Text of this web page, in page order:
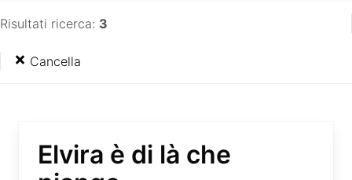
Risultati ricerca: 3
Cancella
Elvira è di là che